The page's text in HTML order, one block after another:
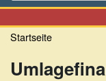
Suche
Startseite